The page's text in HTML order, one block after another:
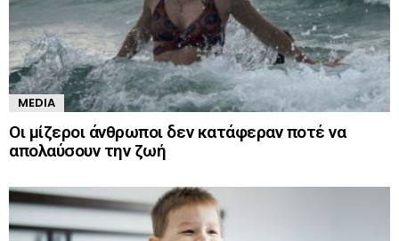
MEDIA
Οι μίζεροι άνθρωποι δεν κατάφεραν ποτέ να
απολαύσουν την ζωή